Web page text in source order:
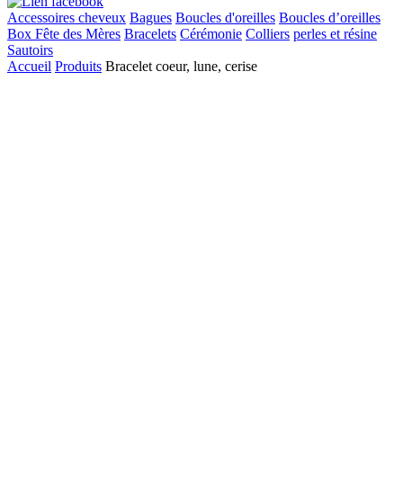
Accessoires cheveux Bagues Boucles d'oreilles Boucles d’oreilles
Box Fête des Mères Bracelets Cérémonie Colliers perles et résine
Sautoirs
Accueil Produits Bracelet coeur, lune, cerise